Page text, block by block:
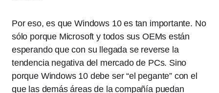
Por eso, es que Windows 10 es tan importante. No
sólo porque Microsoft y todos sus OEMs están
esperando que con su llegada se reverse la
tendencia negativa del mercado de PCs. Sino
porque Windows 10 debe ser “el pegante” con el
que las demás áreas de la compañía puedan